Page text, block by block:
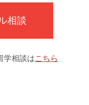
相談
学相談はこちら